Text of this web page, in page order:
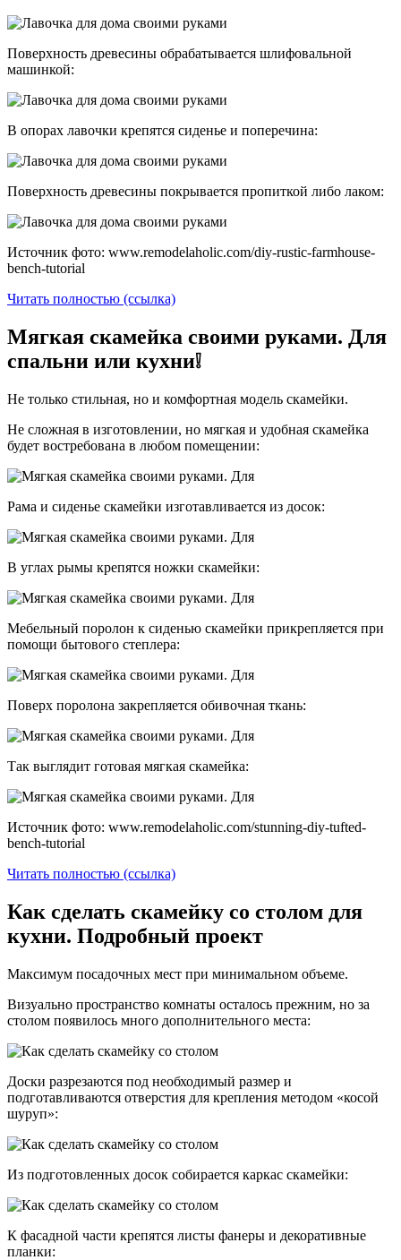
Поверхность древесины обрабатывается шлифовальной
машинкой:
В опорах лавочки крепятся сиденье и поперечина:
Поверхность древесины покрывается пропиткой либо лаком:
Источник фото: www.remodelaholic.com/diy-rustic-farmhouse-
bench-tutorial
Читать полностью (ссылка)
Мягкая скамейка своими руками. Для
спальни или кухни❕
Не только стильная, но и комфортная модель скамейки.
Не сложная в изготовлении, но мягкая и удобная скамейка
будет востребована в любом помещении:
Рама и сиденье скамейки изготавливается из досок:
В углах рымы крепятся ножки скамейки:
Мебельный поролон к сиденью скамейки прикрепляется при
помощи бытового степлера:
Поверх поролона закрепляется обивочная ткань:
Так выглядит готовая мягкая скамейка:
Источник фото: www.remodelaholic.com/stunning-diy-tufted-
bench-tutorial
Читать полностью (ссылка)
Как сделать скамейку со столом для
кухни. Подробный проект
Максимум посадочных мест при минимальном объеме.
Визуально пространство комнаты осталось прежним, но за
столом появилось много дополнительного места:
Доски разрезаются под необходимый размер и
подготавливаются отверстия для крепления методом «косой
шуруп»:
Из подготовленных досок собирается каркас скамейки:
К фасадной части крепятся листы фанеры и декоративные
планки: